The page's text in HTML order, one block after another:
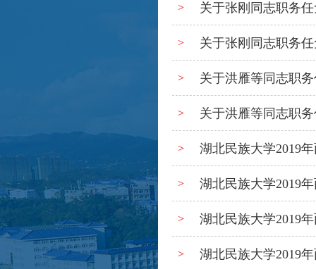
> 关于张刚同志职务
> 关于张刚同志职务
> 关于洪雁等同志职
> 关于洪雁等同志职
> 湖北民族大学2019
> 湖北民族大学2019
> 湖北民族大学2019
> 湖北民族大学2019